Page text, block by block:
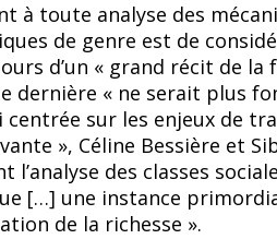
à toute analyse des
de genre est de
d’un « grand récit de
dernière « ne serait plus
sur les enjeux de
», Céline Bessière et
l’analyse des classes
[…] une instance
de la richesse ».